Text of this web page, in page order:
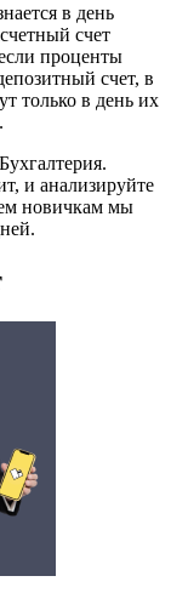
в день
счет
проценты
счет, в
только в день их
и анализируйте
новичкам мы